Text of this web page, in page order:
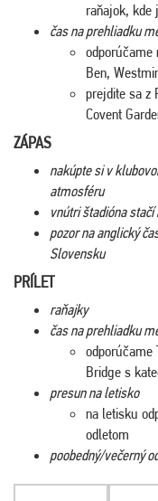
raňajok, kde
čas na prehliadku
Ben,
prejdite sa z
Covent
ZÁPAS
nakúpte si v
atmosféru
vnútri štadióna
pozor na anglický
Slovensku
PRÍLET
raňajky
čas na prehliadku
odporúčame
Bridge s
presun na letisko
na letisku
odletom
poobedný/večerný